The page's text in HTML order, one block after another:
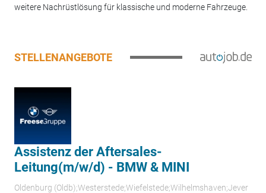
weitere Nachrüstlösung für klassische und moderne Fahrzeuge.
STELLENANGEBOTE
Assistenz der Aftersales-
Leitung(m/w/d) - BMW & MINI
Oldenburg (Oldb);Westerstede;Wiefelstede;Wilhelmshaven;Jever